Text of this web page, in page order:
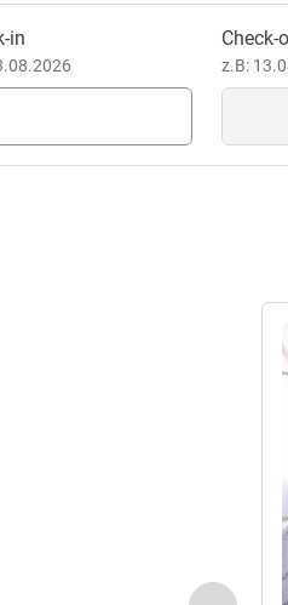
Sébastien
Hotel buchen
in Check-
z.B: